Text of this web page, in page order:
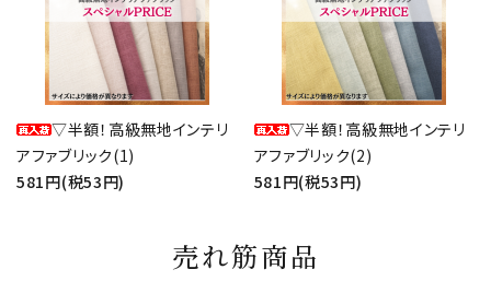
▽半額！高級無地インテリ
アファブリック(1)
581円(税53円)
▽半額！高級無地インテリ
アファブリック(2)
581円(税53円)
売れ筋商品